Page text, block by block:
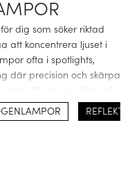
dig som söker riktad
att koncentrera ljuset i
ofta i spotlights,
där precision och skärpa
dem till ett populärt val i